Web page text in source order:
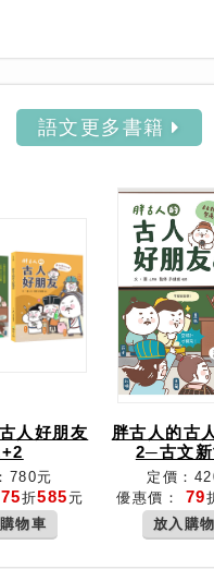
語文更多書籍
人好朋友
780元
75折585 元
物車
胖古人的古
2─古文
定價：
優惠價： 79
放入購